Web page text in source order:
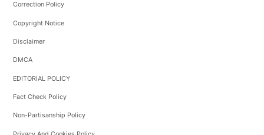
Correction Policy
Copyright Notice
Disclaimer
DMCA
EDITORIAL POLICY
Fact Check Policy
Non-Partisanship Policy